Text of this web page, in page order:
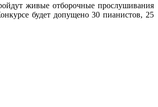
живые отборочные прослушивания
будет допущено 30 пианистов, 25